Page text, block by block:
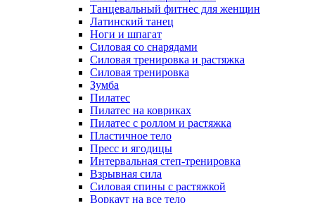
Танцевальный фитнес для женщин
Латинский танец
Ноги и шпагат
Силовая со снарядами
Силовая тренировка и растяжка
Силовая тренировка
Зумба
Пилатес
Пилатес на ковриках
Пилатес с роллом и растяжка
Пластичное тело
Пресс и ягодицы
Интервальная степ-тренировка
Взрывная сила
Силовая спины с растяжкой
Воркаут на все тело